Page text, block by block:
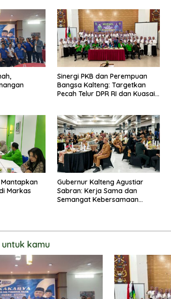
Sinergi PKB dan Perempuan
Bangsa Kalteng: Targetkan
Pecah Telur DPR RI dan Kuasai
Mantapkan
Markas
Gubernur Kalteng Agustiar
Sabran: Kerja Sama dan
Semangat Kebersamaan
kamu